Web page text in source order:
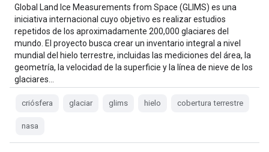
Global Land Ice Measurements from Space (GLIMS) es una
iniciativa internacional cuyo objetivo es realizar estudios
repetidos de los aproximadamente 200,000 glaciares del
mundo. El proyecto busca crear un inventario integral a nivel
mundial del hielo terrestre, incluidas las mediciones del área, la
geometría, la velocidad de la superficie y la línea de nieve de los
glaciares…
criósfera glaciar glims hielo cobertura terrestre
nasa